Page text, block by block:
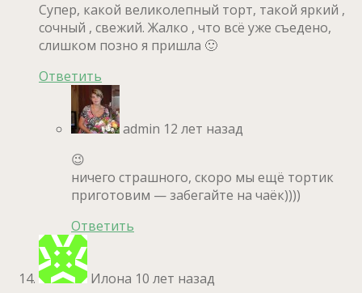
Супер, какой великолепный торт, такой яркий ,
сочный , свежий. Жалко , что всё уже съедено,
слишком позно я пришла 🙂
Ответить
admin 12 лет назад
😉
ничего страшного, скоро мы ещё тортик
приготовим — забегайте на чаёк))))
Ответить
Илона 10 лет назад